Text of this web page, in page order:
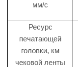
мм/с
Ресурс
печатающей
головки, км
чековой ленты